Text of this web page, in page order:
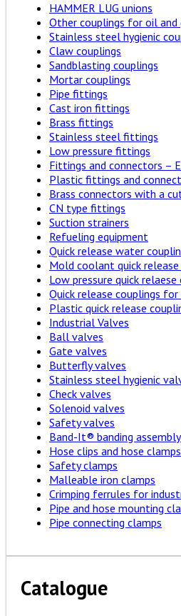
HAMMER LUG unions
Other couplings for oil and
Stainless steel hygienic
Claw couplings
Sandblasting couplings
Mortar couplings
Pipe fittings
Cast iron fittings
Brass fittings
Stainless steel fittings
Low pressure fittings
Fittings and connectors –
Plastic fittings and
Brass connectors with a
CN type fittings
Suction strainers
Refueling equipment
Quick release water
Mold coolant quick release
Low pressure quick relaese
Quick release couplings
Plastic quick release
Industrial Valves
Ball valves
Gate valves
Butterfly valves
Stainless steel hygienic
Check valves
Solenoid valves
Safety valves
Band-It® banding
Hose clips and hose clamps
Safety clamps
Malleable iron clamps
Crimping ferrules for
Pipe and hose mounting
Pipe connecting clamps
Catalogue